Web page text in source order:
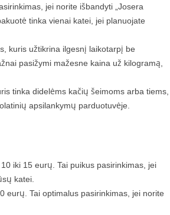
jei norite išbandyti „Josera
tinka vienai katei, jei planuojate
kuris užtikrina ilgesnį laikotarpį be
pasižymi mažesne kaina už kilogramą,
tinka didelėms kačių šeimoms arba tiems,
apsilankymų parduotuvėje.
iki 15 eurų. Tai puikus pasirinkimas, jei
katei.
eurų. Tai optimalus pasirinkimas, jei norite